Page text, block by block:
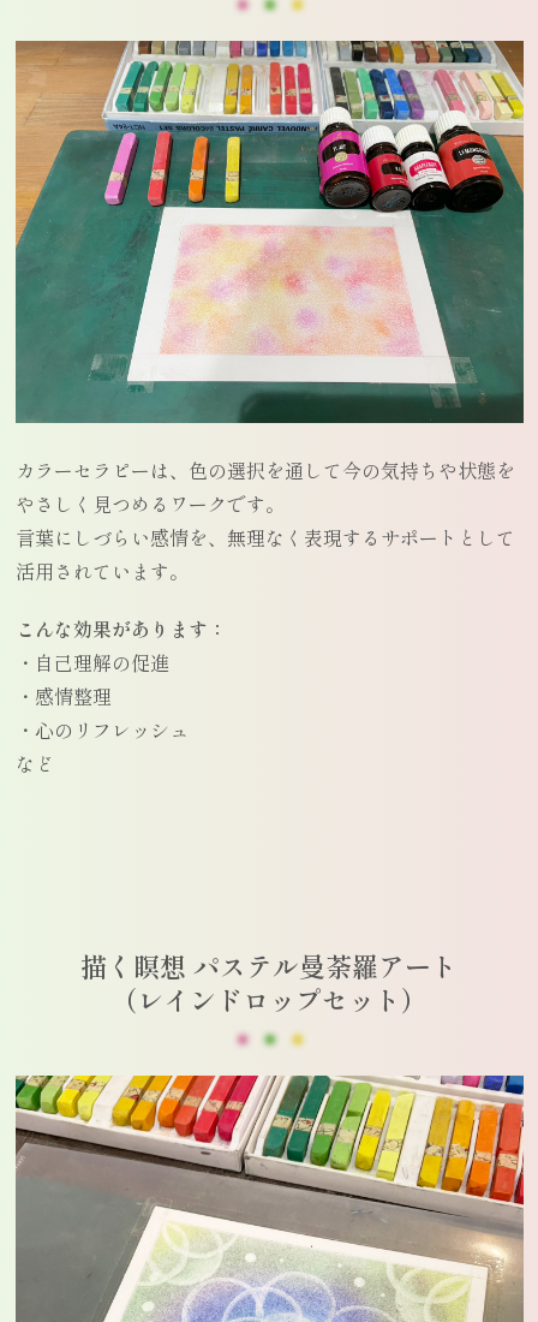
カラーセラピーは、色の選択を通して今の気持ちや状態を
やさしく見つめるワークです。
言葉にしづらい感情を、無理なく表現するサポートとして
活用されています。
こんな効果があります：
・自己理解の促進
・感情整理
・心のリフレッシュ
など
描く瞑想 パステル曼荼羅アート
（レインドロップセット）